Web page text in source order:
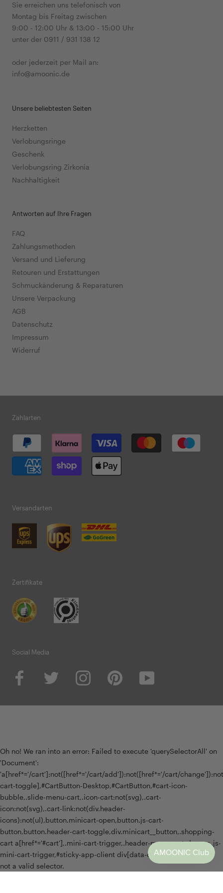
Sie erreichen uns telefonisch von
Montag bis Freitag zwischen
9:00 - 12:00 Uhr & 13:00 - 15:00 Uhr
unter der 0911 / 931 138 12
oder jederzeit per Mail an:
info@amoonic.de
Unsere beliebtesten Seiten
Herzketten
Verlobungsringe
Geschenk
Verlobungsring Zirkonia
Nachhaltigkeit
Antworten auf Ihre Fragen
FAQ
Zahlungsmethoden
Versand und Lieferung
Retouren und Erstattungen
Schmuckänderung & Reparaturen
Unsere Verpackung
AGB
Datenschutz
Impressum
Widerruf
Zahlarten
Versandarten
Zertifikate
Social Media
Oh no! We ran into an error: Failed to execute 'querySelectorAll' on
'Document':
'a[href*='/cart']:not([href*='/cart/add']):not([href*='/cart/
cart-toggle],#CartButton-Desktop,#CartButton,#cart-icon-
bubble,.slide-menu-cart,.icon-cart:not(svg),.cart-
icon:not(svg),.cart-link:not(div.header-
icons):not(ul),button.minicart-open,button.js-cart-
button,button.header-cart-toggle,div.minicart__button,.shopping-
cart a[href*='#cart'],.mini-cart-trigger,.header-menu-cart-drawer,.js-
mini-cart-trigger,#sticky-app-client div[data-cl='sticky-button']' is
not a valid selector.